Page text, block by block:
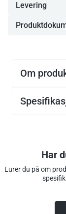
Levering
Om
Har
Lurer du på om